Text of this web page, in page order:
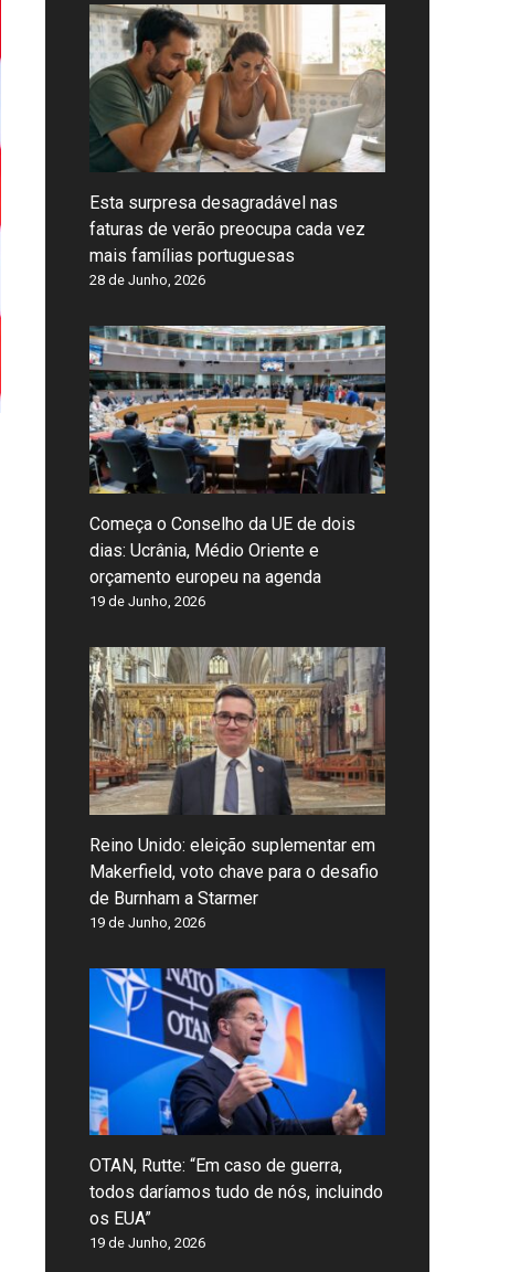
Esta surpresa desagradável nas
faturas de verão preocupa cada vez
mais famílias portuguesas
28 de Junho, 2026
Começa o Conselho da UE de dois
dias: Ucrânia, Médio Oriente e
orçamento europeu na agenda
19 de Junho, 2026
Reino Unido: eleição suplementar em
Makerfield, voto chave para o desafio
de Burnham a Starmer
19 de Junho, 2026
OTAN, Rutte: “Em caso de guerra,
todos daríamos tudo de nós, incluindo
os EUA”
19 de Junho, 2026